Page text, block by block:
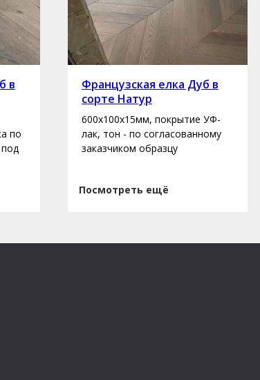
в
по
Французская елка Дуб в
сорте Натур
600х100х15мм, покрытие УФ-
лак, тон - по согласованному
заказчиком образцу
Посмотреть ещё